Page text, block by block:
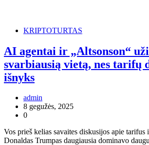
KRIPTOTURTAS
AI agentai ir „Altsonson“
svarbiausią vietą, nes tarifų
išnyks
admin
8 gegužės, 2025
0
Vos prieš kelias savaites diskusijos apie tarifus
Donaldas Trumpas daugiausia dominavo